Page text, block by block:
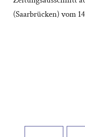
(Saarbrücken) vom